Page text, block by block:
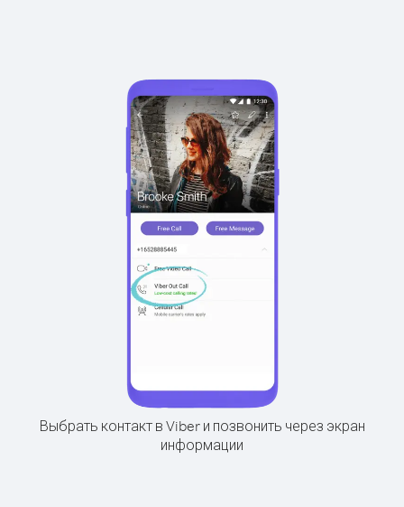
Выбрать контакт в Viber и позвонить через экран
информации